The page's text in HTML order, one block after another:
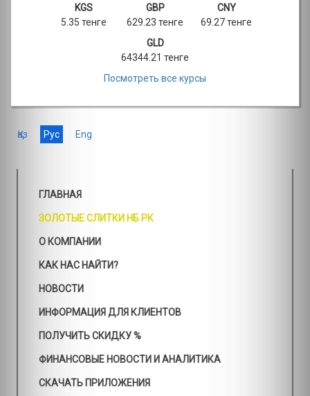
KGS
5.35 тенге
GBP
629.23 тенге
CNY
69.27 тенге
GLD
64344.21 тенге
Посмотреть все курсы
Қаз Рус Eng
ГЛАВНАЯ
ЗОЛОТЫЕ СЛИТКИ НБ РК
О КОМПАНИИ
КАК НАС НАЙТИ?
НОВОСТИ
ИНФОРМАЦИЯ ДЛЯ КЛИЕНТОВ
ПОЛУЧИТЬ СКИДКУ %
ФИНАНСОВЫЕ НОВОСТИ И АНАЛИТИКА
СКАЧАТЬ ПРИЛОЖЕНИЯ